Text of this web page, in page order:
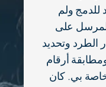
أرسلت 5 طرود للدمج ولم
على
وتحديد
أرقام
بي. كان